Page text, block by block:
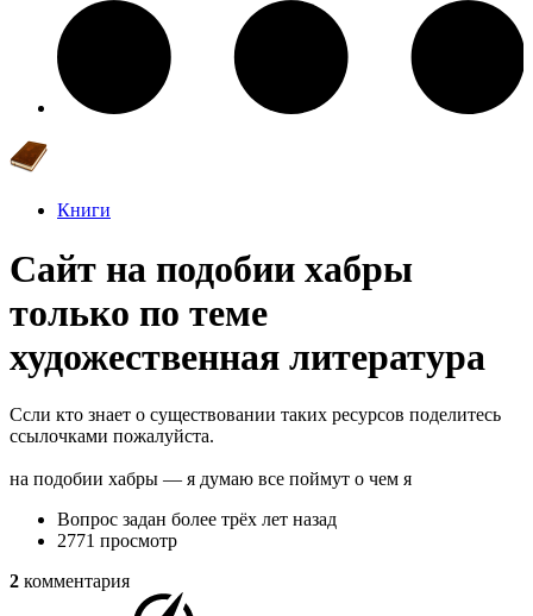
Книги
Сайт на подобии хабры
только по теме
художественная литература
Ссли кто знает о существовании таких ресурсов поделитесь
ссылочками пожалуйста.
на подобии хабры — я думаю все поймут о чем я
Вопрос задан более трёх лет назад
2771 просмотр
2 комментария